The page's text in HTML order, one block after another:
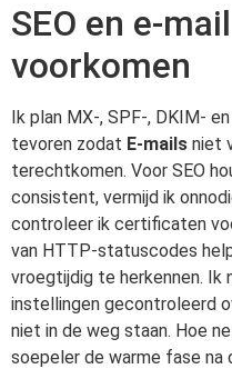
SEO en e-
voorkomen
Ik plan MX-, SPF-, DKIM-
tevoren zodat E-mails niet
terechtkomen. Voor SEO
consistent, vermijd ik
controleer ik certificaten
van HTTP-statuscodes
vroegtijdig te herkennen. Ik
instellingen gecontroleerd
niet in de weg staan. Hoe
soepeler de warme fase na